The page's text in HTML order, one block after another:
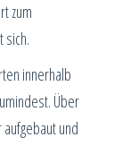
zum
sich.
innerhalb
Über
und